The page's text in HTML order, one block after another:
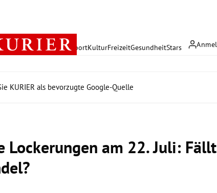
PolitikWirtschaft SportKulturFreizeitGesundheitStars
KURIER als bevorzugte Google-Quelle
Lockerungen am 22. Juli: